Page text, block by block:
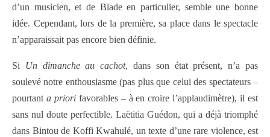
d’un musicien, et de Blade en particulier, semble une bonne
idée. Cependant, lors de la première, sa place dans le spectacle
n’apparaissait pas encore bien définie.
Si Un dimanche au cachot, dans son état présent, n’a pas
soulevé notre enthousiasme (pas plus que celui des spectateurs –
pourtant a priorifavorables – à en croire l’applaudimètre), il est
sans nul doute perfectible. Laëtitia Guédon, qui a déjà triomphé
dans Bintou de Koffi Kwahulé, un texte d’une rare violence, est